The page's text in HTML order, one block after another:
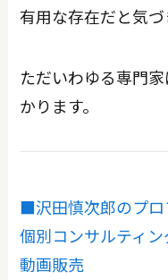
有用な存在だと気づ
ただいわゆる専門
かります。
■沢田慎次郎のプロ
個別コンサルティン
動画販売